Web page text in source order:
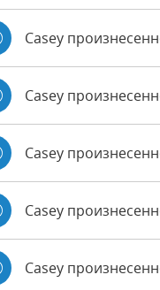
Casey
Casey
Casey
Casey
Casey